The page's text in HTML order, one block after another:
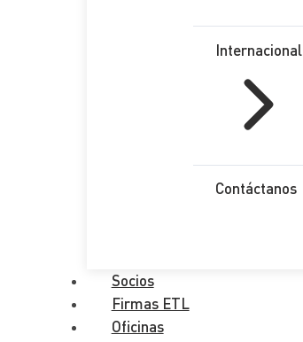
Internacional
Contáctanos
Socios
Firmas ETL
Oficinas